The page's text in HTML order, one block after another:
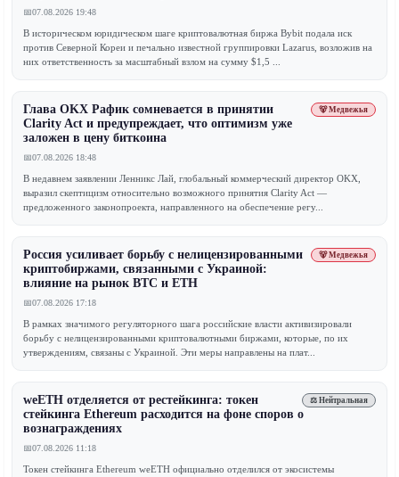
📅07.08.2026 19:48
В историческом юридическом шаге криптовалютная биржа Bybit подала иск
против Северной Кореи и печально известной группировки Lazarus, возложив на
них ответственность за масштабный взлом на сумму $1,5 ...
🐻 Медвежья
Глава OKX Рафик сомневается в принятии
Clarity Act и предупреждает, что оптимизм уже
заложен в цену биткоина
📅07.08.2026 18:48
В недавнем заявлении Ленникс Лай, глобальный коммерческий директор OKX,
выразил скептицизм относительно возможного принятия Clarity Act —
предложенного законопроекта, направленного на обеспечение регу...
🐻 Медвежья
Россия усиливает борьбу с нелицензированными
криптобиржами, связанными с Украиной:
влияние на рынок BTC и ETH
📅07.08.2026 17:18
В рамках значимого регуляторного шага российские власти активизировали
борьбу с нелицензированными криптовалютными биржами, которые, по их
утверждениям, связаны с Украиной. Эти меры направлены на плат...
⚖️ Нейтральная
weETH отделяется от рестейкинга: токен
стейкинга Ethereum расходится на фоне споров о
вознаграждениях
📅07.08.2026 11:18
Токен стейкинга Ethereum weETH официально отделился от экосистемы